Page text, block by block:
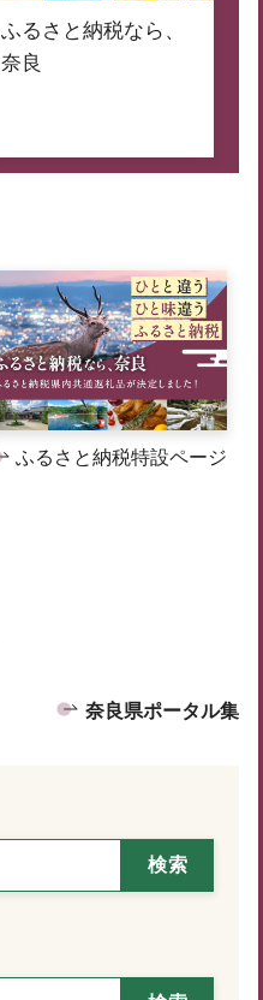
ふるさと納税なら、
奈良
ふるさと納税特設ページ
奈良県ポータル集